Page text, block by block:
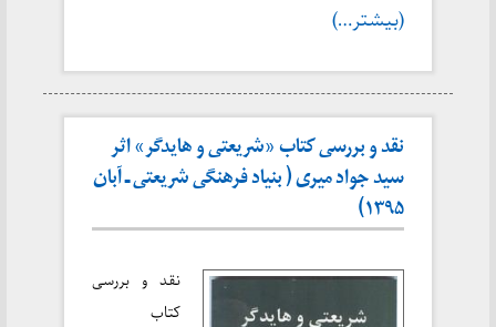
(بیشتر…)
نقد و بررسی کتاب «شریعتی و هایدگر» اثر
سید جواد میری ( بنیاد فرهنگی شریعتی ـ آبان
۱۳۹۵)
نقد و بررسی
کتاب